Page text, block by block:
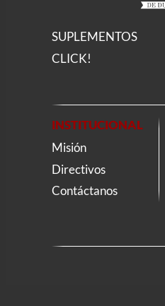
SUPLEMENTOS
CLICK!
INSTITUCIONAL
Misión
Directivos
Contáctanos